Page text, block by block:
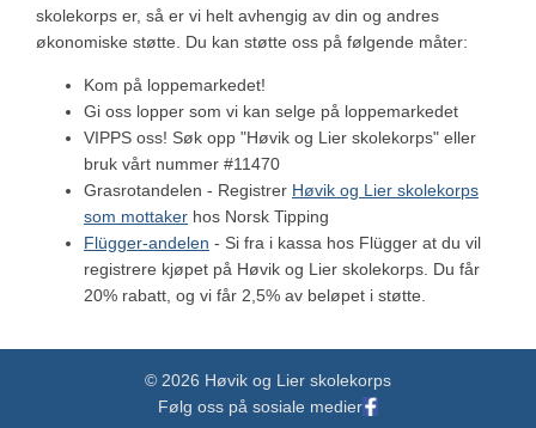
skolekorps er, så er vi helt avhengig av din og andres
økonomiske støtte. Du kan støtte oss på følgende måter:
Kom på loppemarkedet!
Gi oss lopper som vi kan selge på loppemarkedet
VIPPS oss! Søk opp "Høvik og Lier skolekorps" eller
bruk vårt nummer #11470
Grasrotandelen - Registrer Høvik og Lier skolekorps
som mottaker hos Norsk Tipping
Flügger-andelen - Si fra i kassa hos Flügger at du vil
registrere kjøpet på Høvik og Lier skolekorps. Du får
20% rabatt, og vi får 2,5% av beløpet i støtte.
© 2026 Høvik og Lier skolekorps
Følg oss på sosiale medier